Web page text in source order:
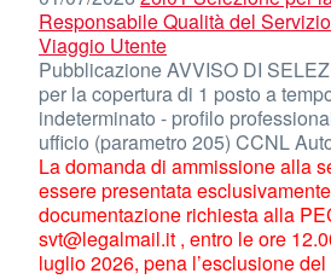
Responsabile Qualità del
Viaggio Utente
Pubblicazione AVVISO DI
per la copertura di 1 posto a
indeterminato - profilo
ufficio (parametro 205) CCNL
La domanda di ammissione alla
essere presentata
documentazione richiesta alla
svt@legalmail.it , entro le ore
luglio 2026, pena l’esclusione